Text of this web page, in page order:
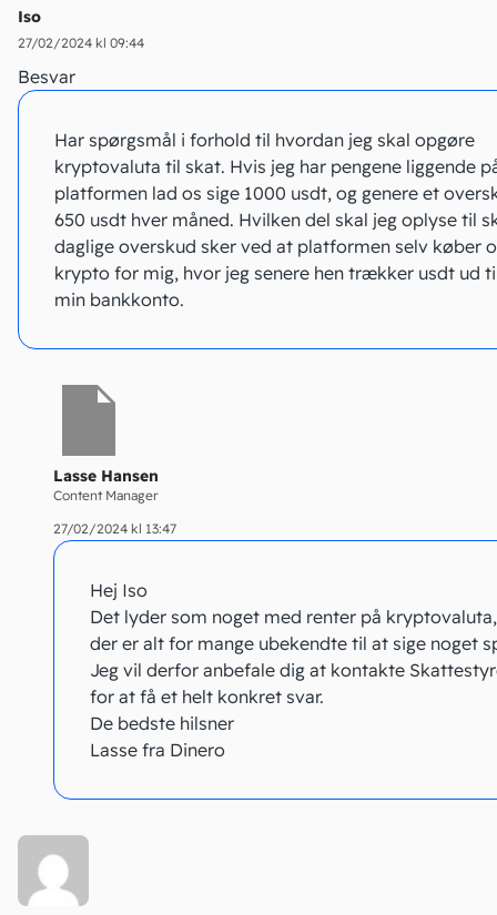
Iso
27/02/2024 kl 09:44
Besvar
Har spørgsmål i forhold til hvordan jeg skal opgøre
kryptovaluta til skat. Hvis jeg har pengene liggende
platformen lad os sige 1000 usdt, og genere et
650 usdt hver måned. Hvilken del skal jeg oplyse til
daglige overskud sker ved at platformen selv køber
krypto for mig, hvor jeg senere hen trækker usdt ud
min bankkonto.
Lasse Hansen
Content Manager
27/02/2024 kl 13:47
Hej Iso
Det lyder som noget med renter på
der er alt for mange ubekendte til at sige noget
Jeg vil derfor anbefale dig at kontakte
for at få et helt konkret svar.
De bedste hilsner
Lasse fra Dinero